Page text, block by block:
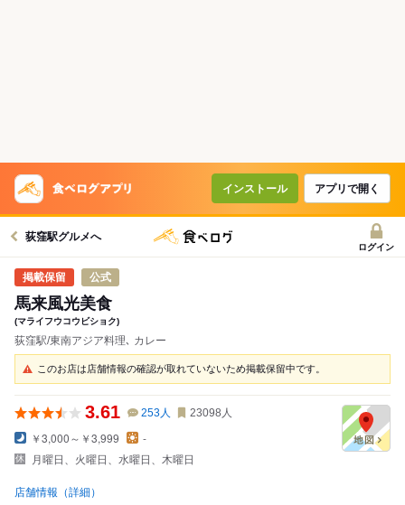
インストール アプリで開く
荻窪駅グルメへ
ログイン
公式
馬来風光美食
(マライフウコウビショク)
荻窪駅/東南アジア料理､ カレー
このお店は店舗情報の確認が取れていないため掲載保留中です。
3.61 253人 23098 人
￥3,000～￥3,999
-
月曜日、火曜日、水曜日、木曜日
店舗情報（詳細）